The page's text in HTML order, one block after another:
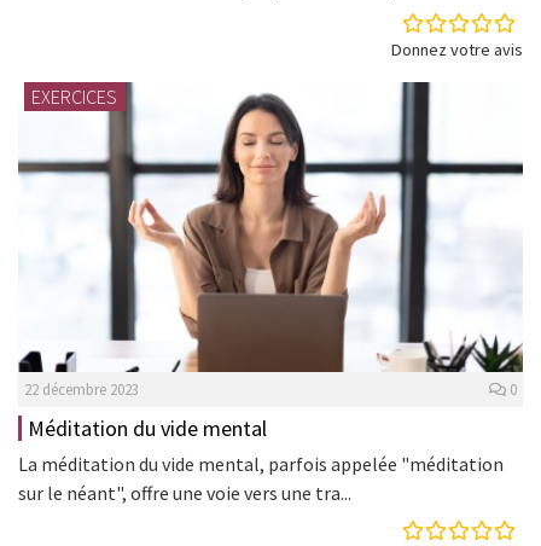
Donnez votre avis
EXERCICES
22 décembre 2023 0
Méditation du vide mental
La méditation du vide mental, parfois appelée "méditation
sur le néant", offre une voie vers une tra...